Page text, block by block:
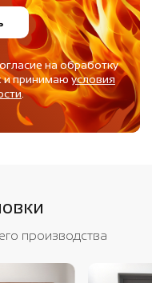
на обработку
и принимаюусловия
.
производства